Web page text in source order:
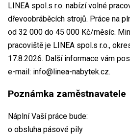
LINEA spol.s r.o. nabízí volné
dřevoobráběcích strojů. Práce na
od 32 000 do 45 000 Kč/měsíc.
pracoviště je LINEA spol.s r.o.,
17.8.2026. Další informace vám
e-mail: info@linea-nabytek.cz.
Poznámka zaměstnavatele
Náplní Vaší práce bude:
o obsluha pásové pily